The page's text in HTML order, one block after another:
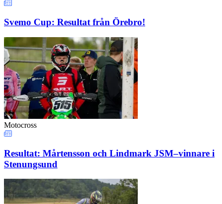
Svemo Cup: Resultat från Örebro!
Motocross
Resultat: Mårtensson och Lindmark JSM–vinnare i
Stenungsund